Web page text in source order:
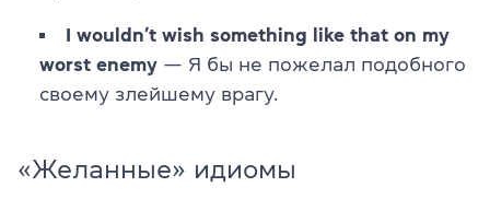
I wouldn’t wish something like that on my
worst enemy — Я бы не пожелал подобного
своему злейшему врагу.
«Желанные» идиомы